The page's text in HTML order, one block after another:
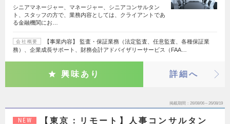
シニアマネージャー、マネージャー、シニアコンサルタン
ト、スタッフの方で、業務内容としては、クライアントであ
る金融機関にお…
会社概要
【事業内容】 監査・保証業務（法定監査、任意監査、各種保証業
務）、企業成長サポート、財務会計アドバイザリーサービス（FAA…
興味あり 詳細へ
掲載期間 26/08/06～26/08/19
NEW
【東京：リモート】人事コンサルタン